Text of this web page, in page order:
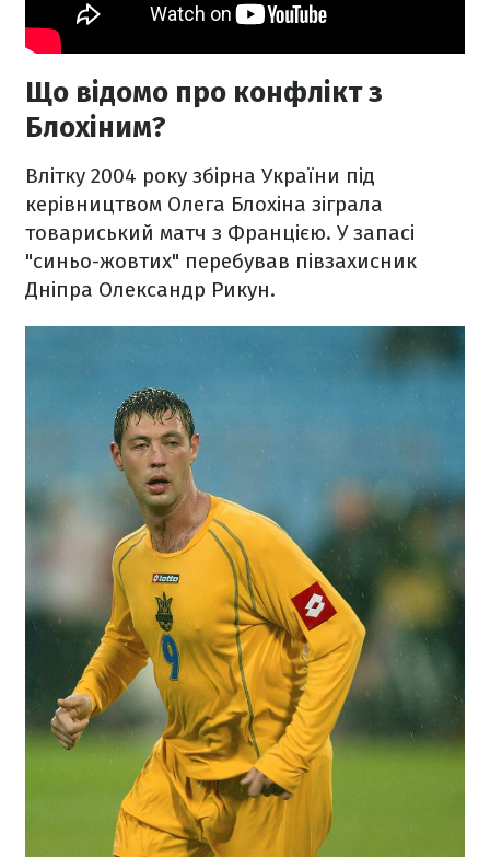
Що відомо про конфлікт з
Блохіним?
Влітку 2004 року збірна України під
керівництвом Олега Блохіна зіграла
товариський матч з Францією. У запасі
"синьо-жовтих" перебував півзахисник
Дніпра Олександр Рикун.